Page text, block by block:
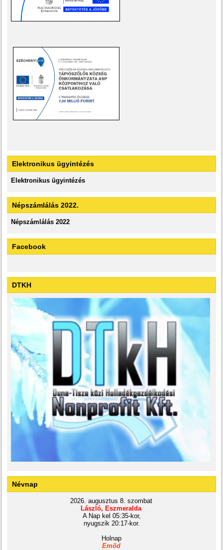
Elektronikus ügyintézés
Elektronikus ügyintézés
Népszámlálás 2022.
Népszámlálás 2022
Facebook
DTKH
Névnap
2026. augusztus 8. szombat
László, Eszmeralda
A Nap kel 05:35-kor,
nyugszik 20:17-kor.
Holnap
Emőd